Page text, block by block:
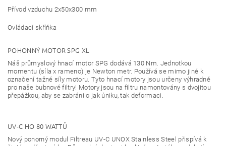
Přívod vzduchu 2x50x300 mm
Ovládací skříňka
POHONNÝ MOTOR SPG XL
Náš průmyslový hnací motor SPG dodává 130 Nm. Jednotkou
momentu (síla x rameno) je Newton metr. Používá se mimo jiné k
označení tažné síly motoru. Tyto hnací motory jsou určeny výhradně
pro naše bubnové filtry! Motory jsou na filtru namontovány s dvojitou
přepážkou, aby se zabránilo jak úniku, tak deformaci.
UV-C HO 80 WATTŮ
Nový ponorný modul Filtreau UV-C UNOX Stainless Steel přispívá k